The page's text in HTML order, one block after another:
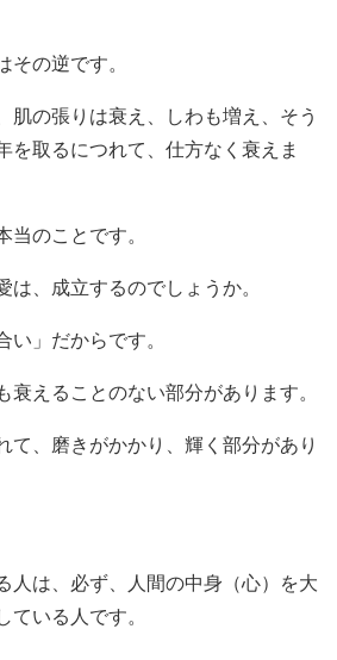
その逆です。
肌の張りは衰え、しわも増え、そう
を取るにつれて、仕方なく衰えま
当のことです。
は、成立するのでしょうか。
い」だからです。
衰えることのない部分があります。
て、磨きがかかり、輝く部分があり
人は、必ず、人間の中身（心）を大
ている人です。